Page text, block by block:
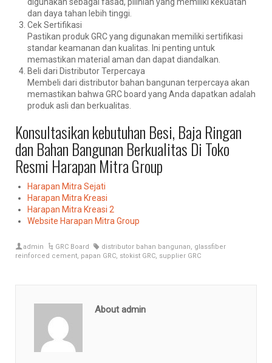
dan daya tahan lebih tinggi.
Cek Sertifikasi
Pastikan produk GRC yang digunakan memiliki sertifikasi
standar keamanan dan kualitas. Ini penting untuk
memastikan material aman dan dapat diandalkan.
Beli dari Distributor Terpercaya
Membeli dari distributor bahan bangunan terpercaya akan
memastikan bahwa GRC board yang Anda dapatkan adalah
produk asli dan berkualitas.
Konsultasikan kebutuhan Besi, Baja Ringan
dan Bahan Bangunan Berkualitas Di Toko
Resmi Harapan Mitra Group
Harapan Mitra Sejati
Harapan Mitra Kreasi
Harapan Mitra Kreasi 2
Website Harapan Mitra Group
admin GRC Board distributor bahan bangunan, glassfiber
reinforced cement, papan GRC, stokist GRC, supplier GRC
About admin